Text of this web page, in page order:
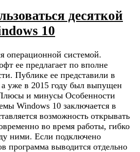
десяткой
10
операционной системой.
ее предлагает по вполне
Публике ее представили в
а уже в 2015 году был выпущен
и минусы Особенности
Windows 10 заключается в
возможность открывать
во время работы, гибко
ними. Если подключено
программа выводится отдельно